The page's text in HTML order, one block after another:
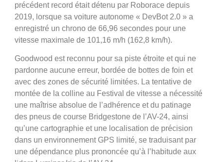
précédent record était détenu par Roborace depuis
2019, lorsque sa voiture autonome « DevBot 2.0 » a
enregistré un chrono de 66,96 secondes pour une
vitesse maximale de 101,16 m/h (162,8 km/h).
Goodwood est reconnu pour sa piste étroite et qui ne
pardonne aucune erreur, bordée de bottes de foin et
avec des zones de sécurité limitées. La tentative de
montée de la colline au Festival de vitesse a nécessité
une maîtrise absolue de l’adhérence et du patinage
des pneus de course Bridgestone de l’AV-24, ainsi
qu’une cartographie et une localisation de précision
dans un environnement GPS limité, se traduisant par
une dépendance plus prononcée qu’à l’habitude aux